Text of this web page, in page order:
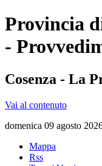
Provincia
-
Cosenza - La
Vai al contenuto
domenica 09 agosto
Mappa
Rss